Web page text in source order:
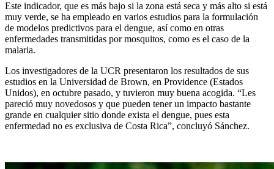
Este indicador, que es más bajo si la zona está seca y más alto si está
muy verde, se ha empleado en varios estudios para la formulación
de modelos predictivos para el dengue, así como en otras
enfermedades transmitidas por mosquitos, como es el caso de la
malaria.
Los investigadores de la UCR presentaron los resultados de sus
estudios en la Universidad de Brown, en Providence (Estados
Unidos), en octubre pasado, y tuvieron muy buena acogida. “Les
pareció muy novedosos y que pueden tener un impacto bastante
grande en cualquier sitio donde exista el dengue, pues esta
enfermedad no es exclusiva de Costa Rica”, concluyó Sánchez.